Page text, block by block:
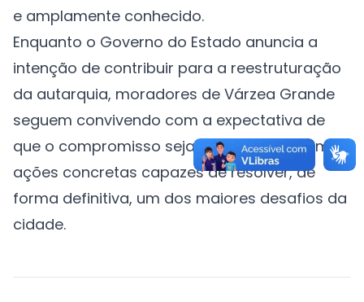
e amplamente conhecido.
Enquanto o Governo do Estado anuncia a
intenção de contribuir para a reestruturação
da autarquia, moradores de Várzea Grande
seguem convivendo com a expectativa de
que o compromisso seja transformado em
ações concretas capazes de resolver, de
forma definitiva, um dos maiores desafios da
cidade.